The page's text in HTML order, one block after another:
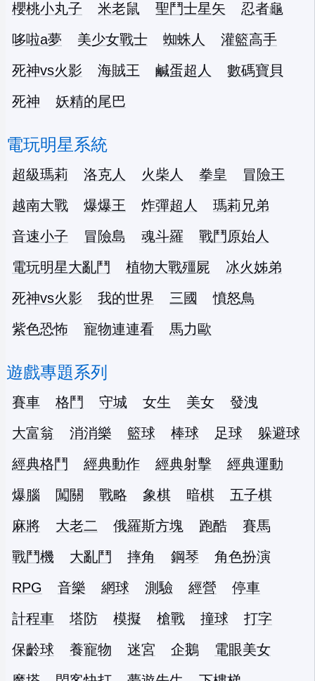
櫻桃小丸子
米老鼠 聖鬥士星矢
忍者龜
哆啦a夢
美少女戰士 蜘蛛人
灌籃高手
死神vs火影
海賊王 鹹蛋超人
數碼寶貝
死神
妖精的尾巴
電玩明星系統
超級瑪莉 洛克人 火柴人 拳皇
冒險王
越南大戰
爆爆王 炸彈超人
瑪莉兄弟
音速小子
冒險島 魂斗羅
戰鬥原始人
電玩明星大亂鬥
植物大戰殭屍
冰火姊弟
死神vs火影
我的世界 三國
憤怒鳥
紫色恐怖
寵物連連看 馬力歐
遊戲專題系列
賽車 格鬥 守城 女生 美女
發洩
大富翁
消消樂 籃球 棒球 足球
躲避球
經典格鬥
經典動作 經典射擊
經典運動
爆腦
闖關 戰略 象棋 暗棋
五子棋
麻將
大老二 俄羅斯方塊 跑酷
賽馬
戰鬥機
大亂鬥 摔角 鋼琴
角色扮演
RPG
音樂 網球 測驗 經營
停車
計程車
塔防 模擬 槍戰 撞球
打字
保齡球
養寵物 迷宮 企鵝
電眼美女